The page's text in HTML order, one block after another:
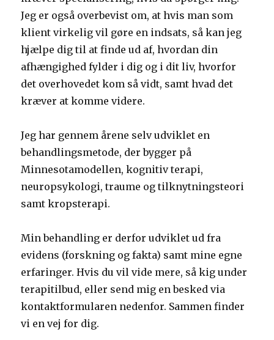
Jeg er også overbevist om, at hvis man som
klient virkelig vil gøre en indsats, så kan jeg
hjælpe dig til at finde ud af, hvordan din
afhængighed fylder i dig og i dit liv, hvorfor
det overhovedet kom så vidt, samt hvad det
kræver at komme videre.
Jeg har gennem årene selv udviklet en
behandlingsmetode, der bygger på
Minnesotamodellen, kognitiv terapi,
neuropsykologi, traume og tilknytningsteori
samt kropsterapi.
Min behandling er derfor udviklet ud fra
evidens (forskning og fakta) samt mine egne
erfaringer. Hvis du vil vide mere, så kig under
terapitilbud, eller send mig en besked via
kontaktformularen nedenfor. Sammen finder
vi en vej for dig.